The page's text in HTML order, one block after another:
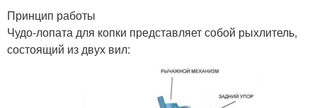
Принцип работы
Чудо-лопата для копки представляет собой рыхлитель,
состоящий из двух вил: